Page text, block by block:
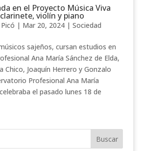
en el Proyecto Música Viva
violín y piano
| Mar 20, 2024| Sociedad
sajeños, cursan estudios en
Ana María Sánchez de Elda,
Chico, Joaquín Herrero y Gonzalo
Profesional Ana María
el pasado lunes 18 de